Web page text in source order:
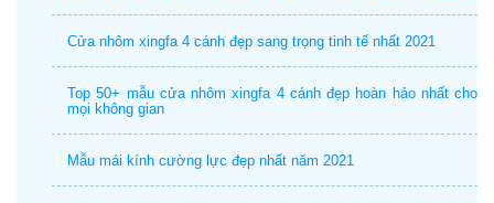
Cửa nhôm xingfa 4 cánh đẹp sang trọng tinh tế nhất 2021
Top 50+ mẫu cửa nhôm xingfa 4 cánh đẹp hoàn hảo nhất cho
mọi không gian
Mẫu mái kính cường lực đẹp nhất năm 2021